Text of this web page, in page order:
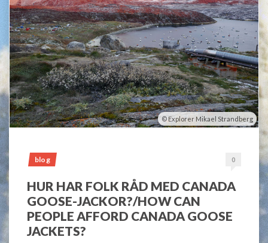
Explorer Mikael Strandberg
blog 0
HUR HAR FOLK RÅD MED CANADA
GOOSE-JACKOR?/HOW CAN
PEOPLE AFFORD CANADA GOOSE
JACKETS?